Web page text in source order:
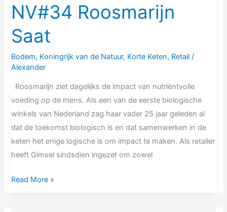
NV#34 Roosmarijn
Saat
Bodem, Koningrijk van de Natuur, Korte Keten, Retail /
Alexander
Roosmarijn ziet dagelijks de impact van nutriëntvolle
voeding op de mens. Als een van de eerste biologische
winkels van Nederland zag haar vader 25 jaar geleden al
dat de toekomst biologisch is en dat samenwerken in de
keten het enige logische is om impact te maken. Als retailer
heeft Gimsel sindsdien ingezet om zowel
Read More »